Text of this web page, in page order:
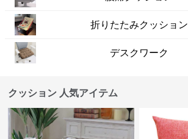
折りたたみクッション
デスクワーク
クッション 人気アイテム